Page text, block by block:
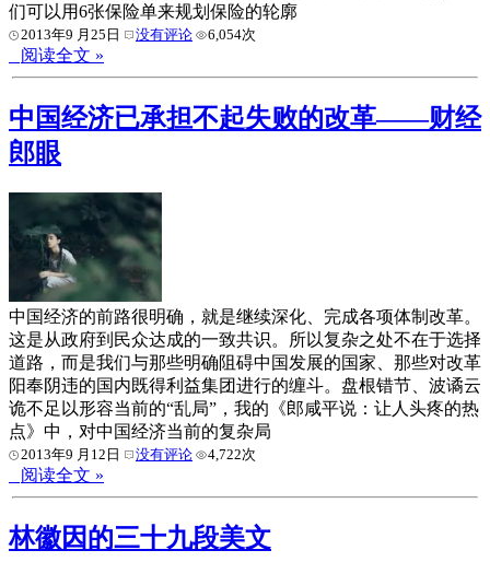
们可以用6张保险单来规划保险的轮廓
2013年9 月25日 没有评论 6,054次
阅读全文 »
中国经济已承担不起失败的改革——财经
郎眼
中国经济的前路很明确，就是继续深化、完成各项体制改革。
这是从政府到民众达成的一致共识。所以复杂之处不在于选择
道路，而是我们与那些明确阻碍中国发展的国家、那些对改革
阳奉阴违的国内既得利益集团进行的缠斗。盘根错节、波谲云
诡不足以形容当前的“乱局”，我的《郎咸平说：让人头疼的热
点》中，对中国经济当前的复杂局
2013年9 月12日 没有评论 4,722次
阅读全文 »
林徽因的三十九段美文